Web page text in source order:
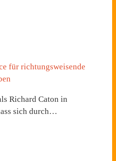
für richtungsweisende
Richard Caton in
sich durch…